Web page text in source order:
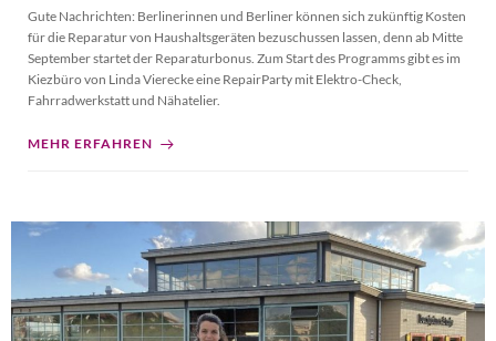
Gute Nachrichten: Berlinerinnen und Berliner können sich zukünftig Kosten
für die Reparatur von Haushaltsgeräten bezuschussen lassen, denn ab Mitte
September startet der Reparaturbonus. Zum Start des Programms gibt es im
Kiezbüro von Linda Vierecke eine RepairParty mit Elektro-Check,
Fahrradwerkstatt und Nähatelier.
MEHR ERFAHREN